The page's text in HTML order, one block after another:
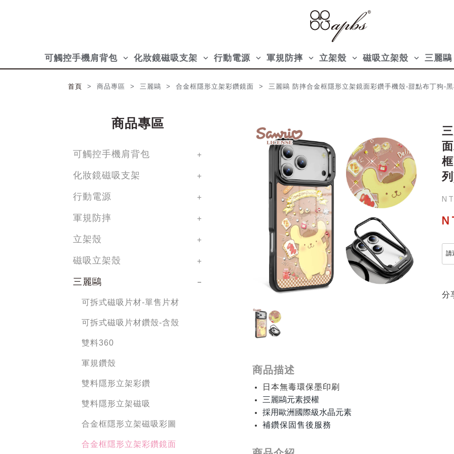
可觸控手機肩背包 keyboard_arrow_down 化妝鏡磁吸支架 keyboard_arrow_down 行動電源 keyboard_arrow_down 軍規防摔 keyboard_arrow_down 立架殼 keyboard_arrow_down 磁吸立架殼 keyboard_arrow_down 三麗鷗
首頁 > 商品專區 > 三麗鷗 > 合金框隱形立架彩鑽鏡面 > 三麗鷗 防摔合金框隱形立架鏡面彩鑽手機殼-甜點布丁狗-
商品專區
可觸控手機肩背包
化妝鏡磁吸支架
行動電源
軍規防摔
立架殼
磁吸立架殼
三麗鷗
可拆式磁吸片材-單售片材
可拆式磁吸片材鑽殼-含殼
雙料360
軍規鑽殼
雙料隱形立架彩鑽
雙料隱形立架磁吸
合金框隱形立架磁吸彩圖
合金框隱形立架彩鑽鏡面
分
商品描述
日本無毒環保墨印刷
三麗鷗元素授權
採用歐洲國際級水晶元素
補鑽保固售後服務